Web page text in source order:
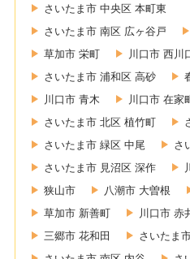
さいたま市 中央区 本町東
さいたま市 南区 広ヶ谷戸
草加市 栄町
川口市 西川
さいたま市 浦和区 高砂
川口市 青木
川口市 在家
さいたま市 北区 植竹町
さいたま市 緑区 中尾
さ
さいたま市 見沼区 深作
狭山市
八潮市 大曽根
草加市 新善町
川口市 赤
三郷市 花和田
さいたま